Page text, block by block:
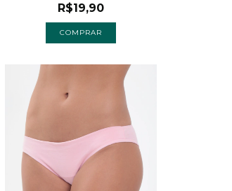
R$19,90
COMPRAR